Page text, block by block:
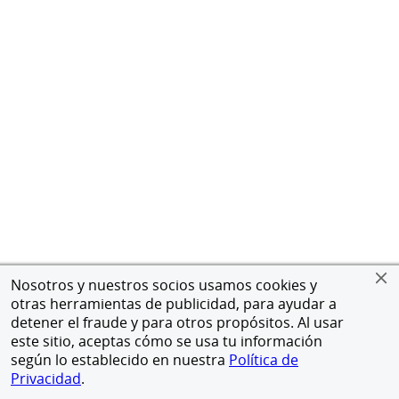
Nosotros y nuestros socios usamos cookies y
otras herramientas de publicidad, para ayudar a
detener el fraude y para otros propósitos. Al usar
este sitio, aceptas cómo se usa tu información
según lo establecido en nuestra Política de
Privacidad.